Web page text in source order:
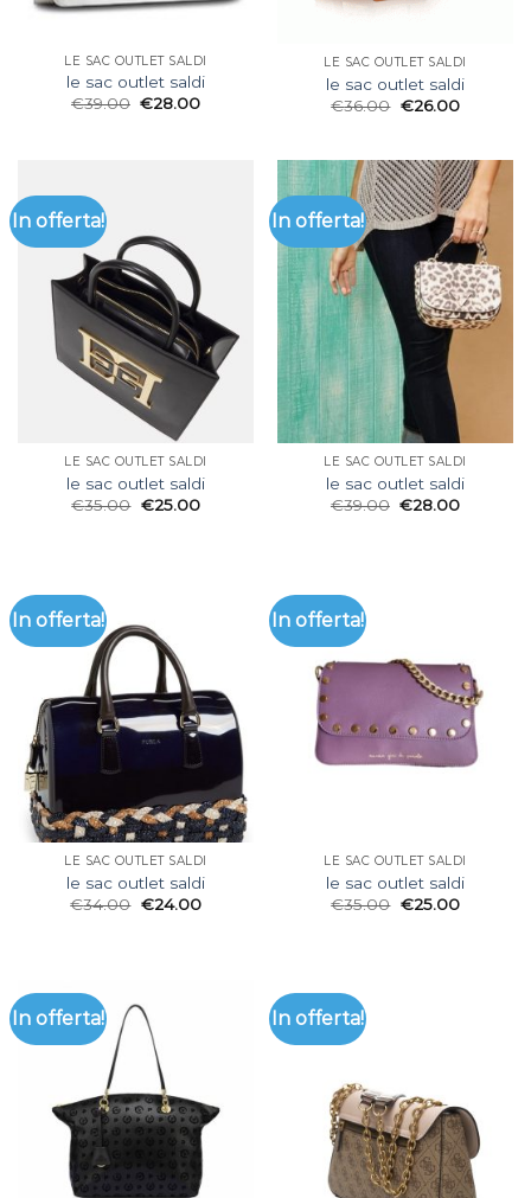
LE SAC OUTLET SALDI
le sac outlet saldi
€39.00 €28.00
LE SAC OUTLET SALDI
le sac outlet saldi
€36.00 €26.00
In offerta!
LE SAC OUTLET SALDI
le sac outlet saldi
€35.00 €25.00
In offerta!
LE SAC OUTLET SALDI
le sac outlet saldi
€39.00 €28.00
In offerta!
LE SAC OUTLET SALDI
le sac outlet saldi
€34.00 €24.00
In offerta!
LE SAC OUTLET SALDI
le sac outlet saldi
€35.00 €25.00
In offerta! In offerta!